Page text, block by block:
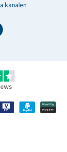
kanalen